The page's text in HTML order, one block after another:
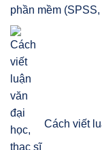
phần mềm
Cách viết